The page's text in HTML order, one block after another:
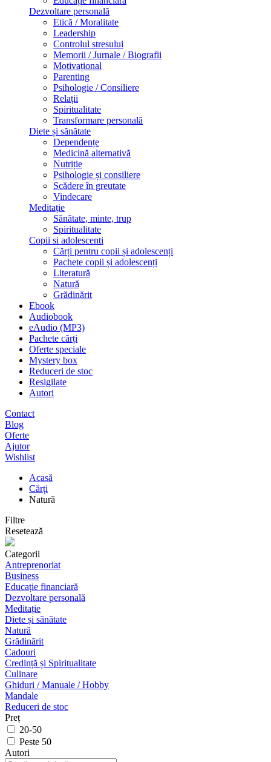
Dezvoltare personală
Etică / Moralitate
Leadership
Controlul stresului
Memorii / Jurnale / Biografii
Motivațional
Parenting
Psihologie / Consiliere
Relații
Spiritualitate
Transformare personală
Diete și sănătate
Dependențe
Medicină alternativă
Nutriție
Psihologie și consiliere
Scădere în greutate
Vindecare
Meditație
Sănătate, minte, trup
Spiritualitate
Copii si adolescenti
Cărți pentru copii și adolescenți
Pachete copii și adolescenți
Literatură
Natură
Grădinărit
Ebook
Audiobook
eAudio (MP3)
Pachete cărți
Oferte speciale
Mystery box
Reduceri de stoc
Resigilate
Autori
Contact
Blog
Oferte
Ajutor
Wishlist
Acasă
Cărți
Natură
Filtre
Resetează
Categorii
Antreprenoriat
Business
Educație financiară
Dezvoltare personală
Meditație
Diete și sănătate
Natură
Grădinărit
Cadouri
Credință și Spiritualitate
Culinare
Ghiduri / Manuale / Hobby
Mandale
Reduceri de stoc
Preț
20-50
Peste 50
Autori